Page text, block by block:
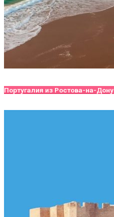
Португалия из Ростова-на-Дону